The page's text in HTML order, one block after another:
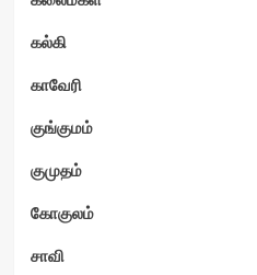
கல்கி
காவேரி
குங்குமம்
குமுதம்
கோகுலம்
சாவி